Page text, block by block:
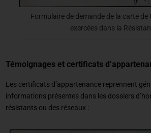
Formulaire de demande de la carte de
exercées dans la
Témoignages et certificats
Les certificats d’appartenance reprennent
informations présentes dans les dossiers
résistants ou des réseaux :